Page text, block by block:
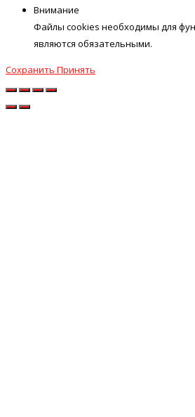
Внимание
Файлы cookies необходимы для
являются обязательными.
Сохранить Принять